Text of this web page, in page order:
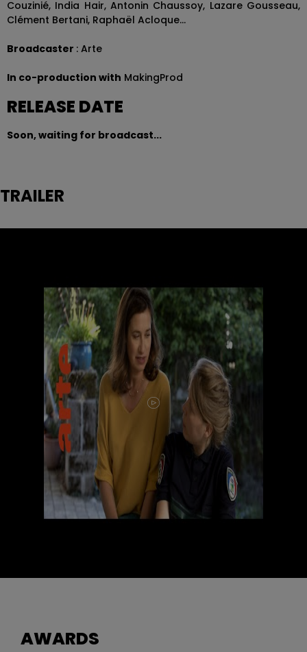
Couzinié, India Hair, Antonin Chaussoy, Lazare Gousseau,
Clément Bertani, Raphaël Acloque…
Broadcaster : Arte
In co-production with MakingProd
RELEASE DATE
Soon, waiting for broadcast...
TRAILER
AWARDS